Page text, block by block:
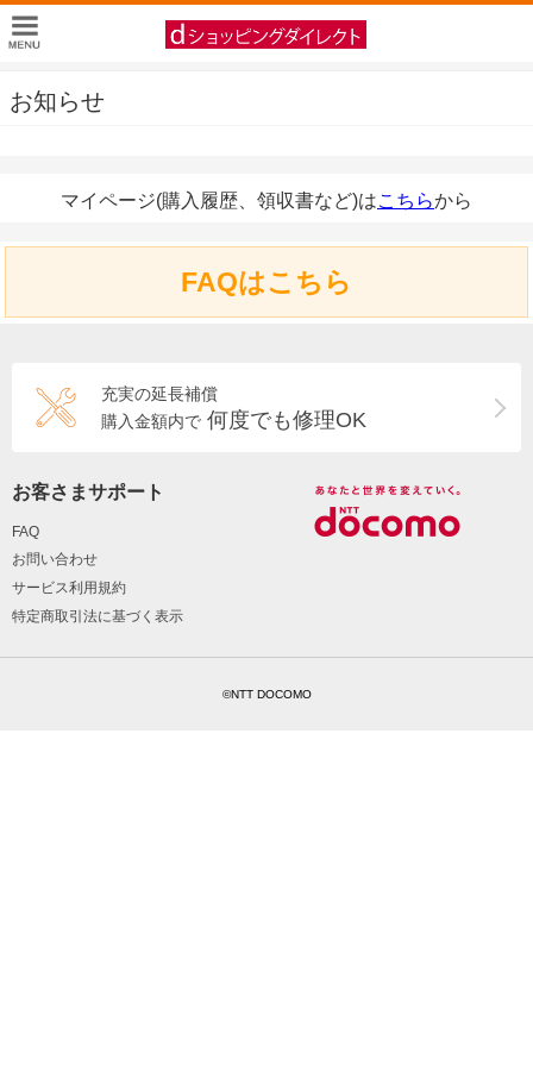
お知らせ
マイページ(購入履歴、領収書など)はこちらから
FAQはこちら
充実の延長補償
購入金額内で 何度でも修理OK
お客さまサポート
FAQ
お問い合わせ
サービス利用規約
特定商取引法に基づく表示
©NTT DOCOMO